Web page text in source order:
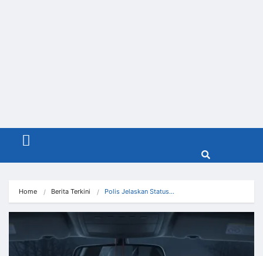
Menu
Home Berita Terkini Polis Jelaskan Status…